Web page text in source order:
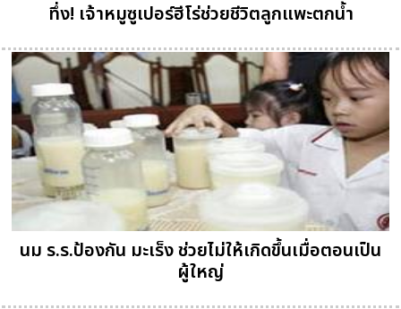
ทึ่ง! เจ้าหมูซูเปอร์ฮีโร่ช่วยชีวิตลูกแพะตกน้ำ
นม ร.ร.ป้องกัน มะเร็ง ช่วยไม่ให้เกิดขึ้นเมื่อตอนเป็น
ผู้ใหญ่